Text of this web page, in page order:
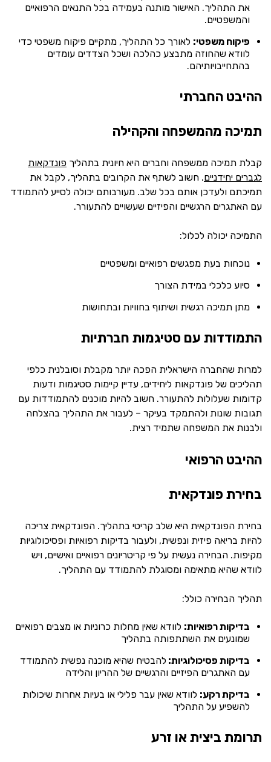
את התהליך. האישור מותנה בעמידה בכל התנאים הרפואיים
והמשפטיים.
פיקוח משפטי: לאורך כל התהליך, מתקיים פיקוח משפטי כדי
לוודא שהחוזה מתבצע כהלכה ושכל הצדדים עומדים
בהתחייבויותיהם.
ההיבט החברתי
תמיכה מהמשפחה והקהילה
קבלת תמיכה ממשפחה וחברים היא חיונית בתהליך פונדקאות
לגברים יחידניים. חשוב לשתף את הקרובים בתהליך, לקבל את
תמיכתם ולעדכן אותם בכל שלב. מעורבותם יכולה לסייע להתמודד
עם האתגרים הרגשיים והפיזיים שעשויים להתעורר.
התמיכה יכולה לכלול:
נוכחות בעת מפגשים רפואיים ומשפטיים
סיוע כלכלי במידת הצורך
מתן תמיכה רגשית ושיתוף בחוויות ובתחושות
התמודדות עם סטיגמות חברתיות
למרות שהחברה הישראלית הפכה יותר מקבלת וסובלנית כלפי
תהליכים של פונדקאות ליחידים, עדיין קיימות סטיגמות ודעות
קדומות שעלולות להתעורר. חשוב להיות מוכנים להתמודדות עם
תגובות שונות ולהתמקד בעיקר – לעבור את התהליך בהצלחה
ולבנות את המשפחה שתמיד רצית.
ההיבט הרפואי
בחירת פונדקאית
בחירת הפונדקאית היא שלב קריטי בתהליך. הפונדקאית צריכה
להיות בריאה פיזית ונפשית, ולעבור בדיקות רפואיות ופסיכולוגיות
מקיפות. הבחירה נעשית על פי קריטריונים רפואיים ואישיים, ויש
לוודא שהיא מתאימה ומסוגלת להתמודד עם התהליך.
תהליך הבחירה כולל:
בדיקות רפואיות: לוודא שאין מחלות כרוניות או מצבים רפואיים
שמונעים את השתתפותה בתהליך
בדיקות פסיכולוגיות: להבטיח שהיא מוכנה נפשית להתמודד
עם האתגרים הפיזיים והרגשיים של ההריון והלידה
בדיקת רקע: לוודא שאין עבר פלילי או בעיות אחרות שיכולות
להשפיע על התהליך
תרומת ביצית או זרע